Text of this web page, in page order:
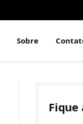
Sobre
Fique